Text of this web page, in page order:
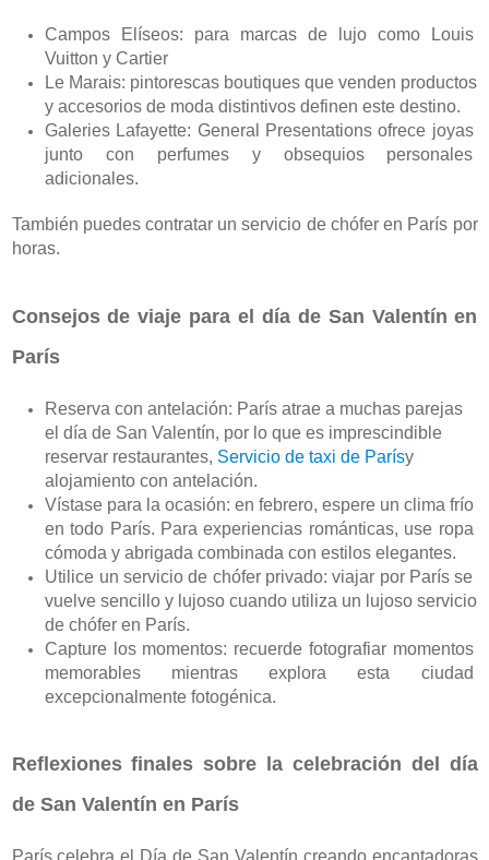
Campos Elíseos: para marcas de lujo como Louis
Vuitton y Cartier
Le Marais: pintorescas boutiques que venden productos
y accesorios de moda distintivos definen este destino.
Galeries Lafayette: General Presentations ofrece joyas
junto con perfumes y obsequios personales
adicionales.
También puedes contratar un servicio de chófer en París por
horas.
Consejos de viaje para el día de San Valentín en
París
Reserva con antelación: París atrae a muchas parejas
el día de San Valentín, por lo que es imprescindible
reservar restaurantes, Servicio de taxi de Parísy
alojamiento con antelación.
Vístase para la ocasión: en febrero, espere un clima frío
en todo París. Para experiencias románticas, use ropa
cómoda y abrigada combinada con estilos elegantes.
Utilice un servicio de chófer privado: viajar por París se
vuelve sencillo y lujoso cuando utiliza un lujoso servicio
de chófer en París.
Capture los momentos: recuerde fotografiar momentos
memorables mientras explora esta ciudad
excepcionalmente fotogénica.
Reflexiones finales sobre la celebración del día
de San Valentín en París